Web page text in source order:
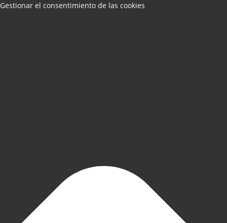
Gestionar el consentimiento de las cookies